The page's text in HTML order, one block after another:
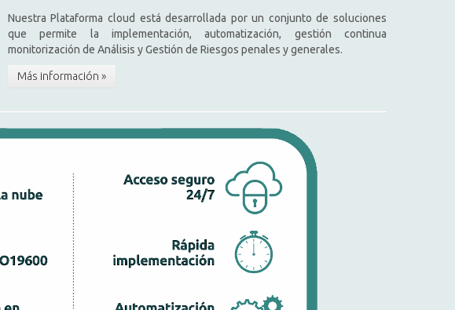
Nuestra Plataforma cloud está desarrollada por un conjunto de soluciones
que permite la implementación, automatización, gestión continua
monitorización de Análisis y Gestión de Riesgos penales y generales.
Más información »